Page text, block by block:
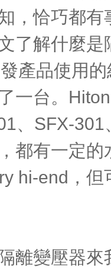
，恰巧都
了解什麼
產品使用
一台。
、SFX-
都有一定
hi-end，
離變壓器